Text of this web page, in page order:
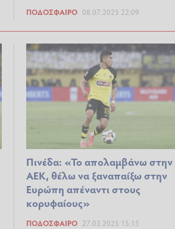
ΠΟΔΌΣΦΑΙΡΟ 08.07.2025 22:09
Πινέδα: «Το απολαμβάνω στην
ΑΕΚ, θέλω να ξαναπαίξω στην
Ευρώπη απέναντι στους
κορυφαίους»
ΠΟΔΌΣΦΑΙΡΟ 27.03.2025 15:15